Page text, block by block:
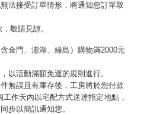
法接受訂單情形，將通知您訂單取
敬請見諒。
金門、澎湖、綠島）購物滿2000元
以活動滿額免運的規則進行。
無誤且有庫存後，工房將於您付款
工作天內以宅配方式送達指定地點，
步以簡訊通知您。